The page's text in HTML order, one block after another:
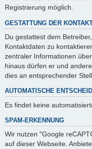
Registrierung möglich.
GESTATTUNG DER
Du gestattest dem
Kontaktdaten zu
zentraler Informationen
hinaus dürfen er und
dies an entsprechender
AUTOMATISCHE
Es findet keine
SPAM-ERKENNUNG
Wir nutzen "Google
auf dieser Webseite.